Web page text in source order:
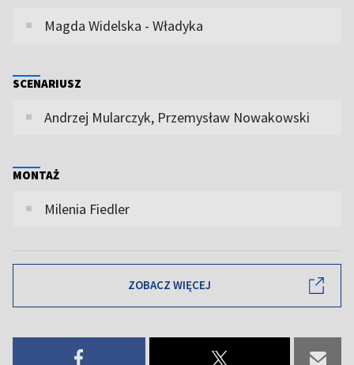
Magda Widelska - Władyka
SCENARIUSZ
Andrzej Mularczyk, Przemysław Nowakowski
MONTAŻ
Milenia Fiedler
ZOBACZ WIĘCEJ